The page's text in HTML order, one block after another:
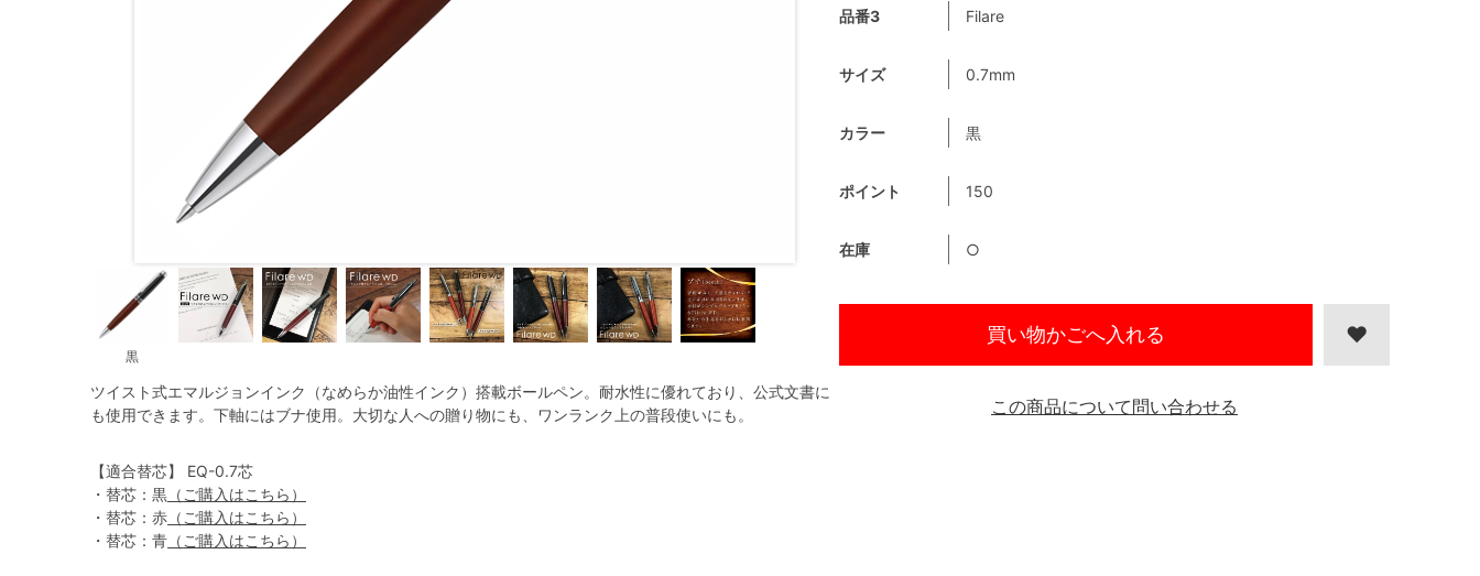
黒
ツイスト式エマルジョンインク（なめらか油性インク）搭載ボールペン。耐水性に優れており、公式文書に
も使用できます。下軸にはブナ使用。大切な人への贈り物にも、ワンランク上の普段使いにも。
【適合替芯】 EQ-0.7芯
・替芯：黒 （ご購入はこちら）
・替芯：赤 （ご購入はこちら）
・替芯：青 （ご購入はこちら）
品番3 Filare
サイズ 0.7mm
カラー 黒
ポイント 150
在庫 ○
買い物かごへ入れる
この商品について問い合わせる